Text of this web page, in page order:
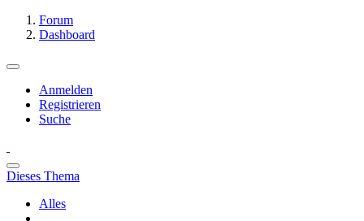
Forum
Dashboard
Anmelden
Registrieren
Suche
Dieses Thema
Alles